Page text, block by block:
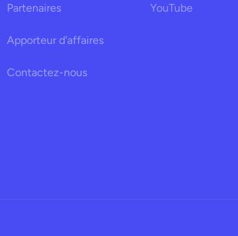
Partenaires
Apporteur d'affaires
Contactez-nous
YouTube